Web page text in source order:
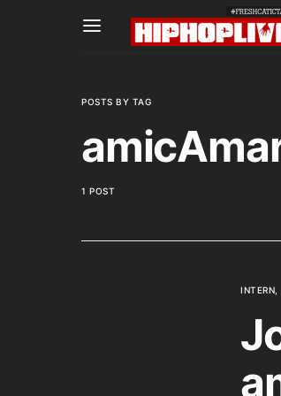
POSTS BY TAG
1 POST
INTERN